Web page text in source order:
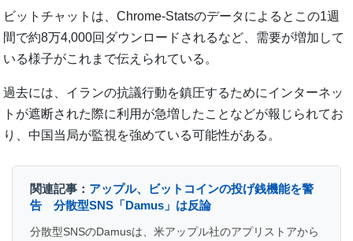
ビットチャットは、Chrome-Statsのデータによるとこの1週
間で約8万4,000回ダウンロードされるなど、需要が増加して
いる様子がこれまで伝えられている。
過去には、イランの抗議行動を鎮圧するためにインターネッ
トが遮断された際に利用が急増したことなどが報じられてお
り、中国当局が監視を強めている可能性がある。
関連記事： アップル、ビットコインの投げ銭機能を警
告 分散型SNS「Damus」は反論
分散型SNSのDamusは、米アップル社のアプリストアから